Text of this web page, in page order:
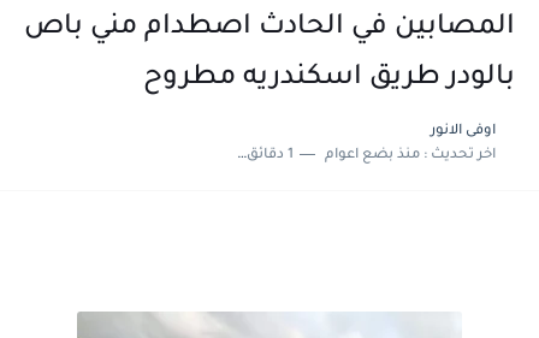
المصابين في الحادث اصطدام مني باص
بالودر طريق اسكندريه مطروح
اوفى الانور
اخر تحديث :منذ بضع اعوام 1 دقائق للقراءة